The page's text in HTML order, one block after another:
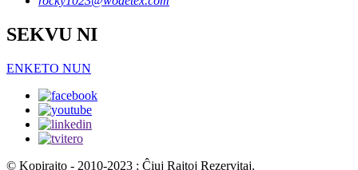
SEKVU NI
ENKETO NUN
© Kopirajto - 2010-2023 : Ĉiuj Rajtoj Rezervitaj.